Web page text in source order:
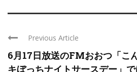
Previous Article
6月17日放送のFMおおつ「こ
キぼっちナイトサースデー」